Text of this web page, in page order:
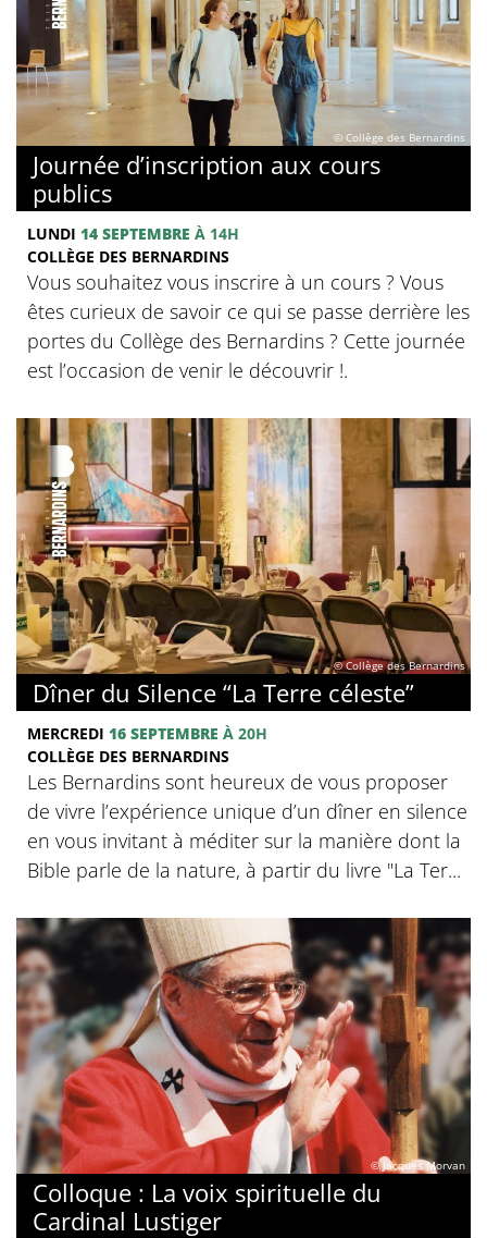
© Collège des Bernardins
Journée d’inscription aux cours
publics
LUNDI 14 SEPTEMBRE À 14H
COLLÈGE DES BERNARDINS
Vous souhaitez vous inscrire à un cours ? Vous
êtes curieux de savoir ce qui se passe derrière les
portes du Collège des Bernardins ? Cette journée
est l’occasion de venir le découvrir !.
© Collège des Bernardins
Dîner du Silence “La Terre céleste”
MERCREDI 16 SEPTEMBRE À 20H
COLLÈGE DES BERNARDINS
Les Bernardins sont heureux de vous proposer
de vivre l’expérience unique d’un dîner en silence
en vous invitant à méditer sur la manière dont la
Bible parle de la nature, à partir du livre "La Ter...
© Jacques Morvan
Colloque : La voix spirituelle du
Cardinal Lustiger